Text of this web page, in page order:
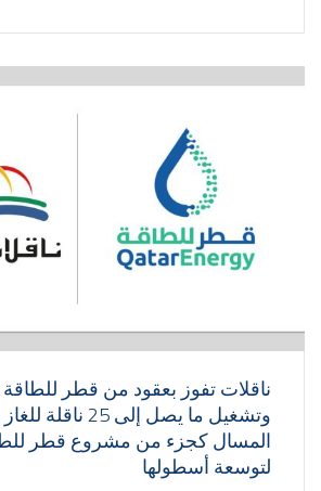
ناقلات تفوز بعقود من قطر للطاقة
وتشغيل ما يصل إلى 25
المسال كجزء من مشروع قطر
لتوسعة أسطولها